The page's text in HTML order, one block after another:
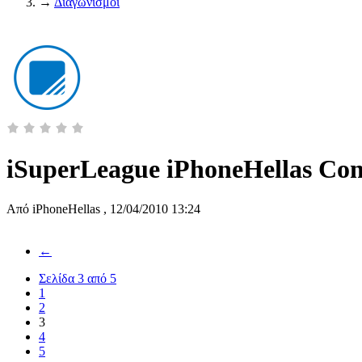
iSuperLeague iPhoneHellas
Από iPhoneHellas , 12/04/2010 13:24
←
Σελίδα 3 από 5
1
2
3
4
5